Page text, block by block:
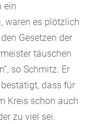
ein
waren es plötzlich
Gesetzen der
täuschen
so Schmitz. Er
dass für
Kreis schon auch
zu viel sei.